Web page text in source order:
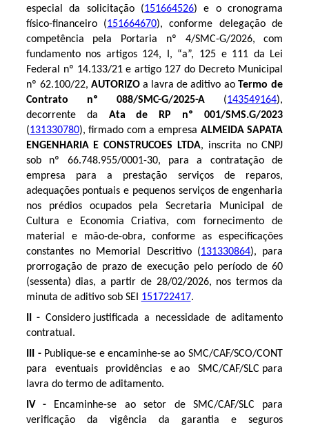
especial da solicitação (151664526) e o cronograma
físico-financeiro (151664670), conforme delegação de
competência pela Portaria nº 4/SMC-G/2026, com
fundamento nos artigos 124, I, “a”, 125 e 111 da Lei
Federal nº 14.133/21 e artigo 127 do Decreto Municipal
nº 62.100/22, AUTORIZO a lavra de aditivo aoTermo de
Contrato nº 088/SMC-G/2025-A (143549164),
decorrente da Ata de RP nº 001/SMS.G/2023
(131330780), firmado com a empresa ALMEIDA SAPATA
ENGENHARIA E CONSTRUCOES LTDA, inscrita no CNPJ
sob nº 66.748.955/0001-30, para a contratação de
empresa para a prestação serviços de reparos,
adequações pontuais e pequenos serviços de engenharia
nos prédios ocupados pela Secretaria Municipal de
Cultura e Economia Criativa, com fornecimento de
material e mão-de-obra, conforme as especificações
constantes no Memorial Descritivo (131330864), para
prorrogação de prazo de execução pelo período de 60
(sessenta) dias, a partir de 28/02/2026, nos termos da
minuta de aditivo sob SEI 151722417.
II - Considero justificada a necessidade de aditamento
contratual.
III -Publique-se e encaminhe-se ao SMC/CAF/SCO/CONT
para eventuais providências e ao SMC/CAF/SLC para
lavra do termo de aditamento.
IV - Encaminhe-se ao setor de SMC/CAF/SLC para
verificação da vigência da garantia e seguros